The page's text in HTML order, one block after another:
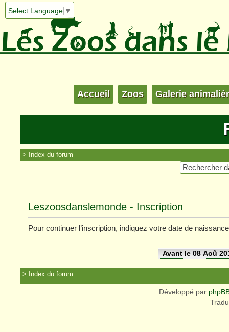
Select Language ▼
Accueil Zoos Galerie
Index du forum
Leszoosdanslemonde - Inscription
Pour continuer l’inscription, indiquez votre date de
Avant le 08 Aoû
Index du forum
Développé par